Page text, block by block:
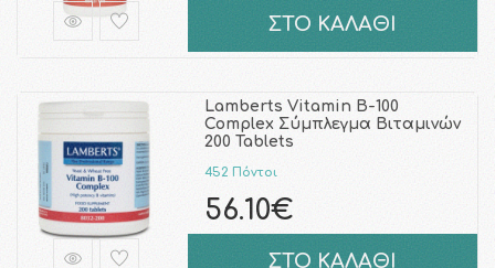
ΣΤΟ ΚΑΛΑΘΙ
Lamberts Vitamin B-100
Complex Σύμπλεγμα Βιταμινών
200 Tablets
452 Πόντοι
56.10€
ΣΤΟ ΚΑΛΑΘΙ